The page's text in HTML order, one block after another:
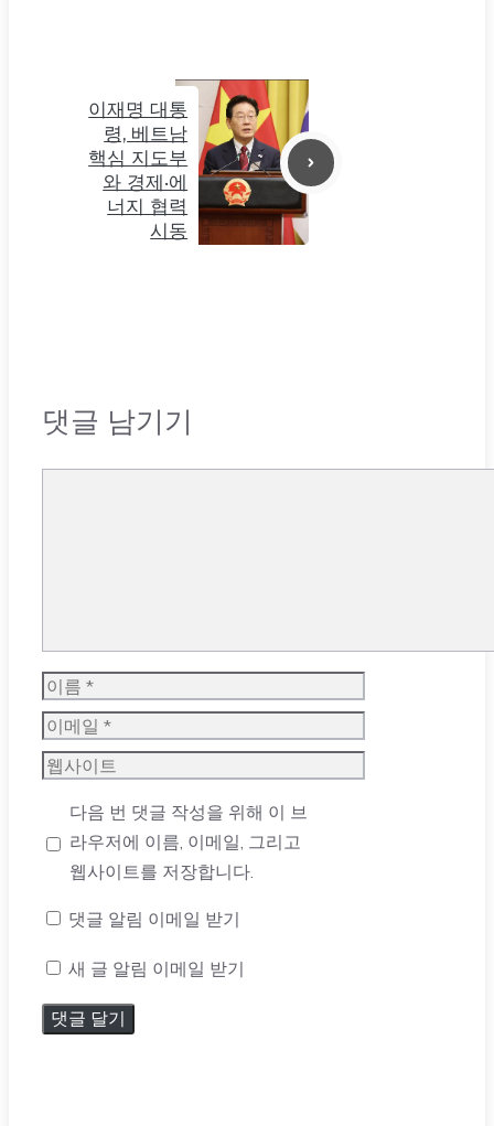
이재명 대통
령, 베트남
핵심 지도부
와 경제·에
너지 협력
시동
댓글 남기기
이
름
이
메
일
웹
트
다음 번 댓글 작성을 위해 이 브
라우저에 이름, 이메일, 그리고
웹사이트를 저장합니다.
댓글 알림 이메일 받기
새 글 알림 이메일 받기